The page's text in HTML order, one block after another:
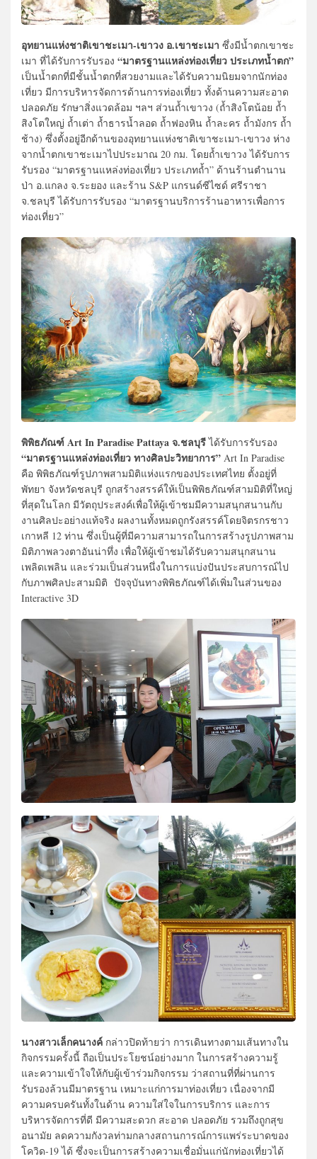
อุทยานแห่งชาติเขาชะเมา-เขาวง อ.เขาชะเมา ซึ่งมีน้ำตกเขาชะ
เมา ที่ได้รับการรับรอง “มาตรฐานแหล่งท่องเที่ยว ประเภทน้ำตก”
เป็นน้ำตกที่มีชั้นน้ำตกที่สวยงามและได้รับความนิยมจากนักท่อง
เที่ยว มีการบริหารจัดการด้านการท่องเที่ยว ทั้งด้านความสะอาด
ปลอดภัย รักษาสิ่งแวดล้อม ฯลฯ ส่วนถ้ำเขาวง (ถ้ำสิงโตน้อย ถ้ำ
สิงโตใหญ่ ถ้ำเต่า ถ้ำธารน้ำลอด ถ้ำฟองหิน ถ้ำละคร ถ้ำมังกร ถ้ำ
ช้าง) ซึ่งตั้งอยู่อีกด้านของอุทยานแห่งชาติเขาชะเมา-เขาวง ห่าง
จากน้ำตกเขาชะเมาไปประมาณ 20 กม. โดยถ้ำเขาวง ได้รับการ
รับรอง “มาตรฐานแหล่งท่องเที่ยว ประเภทถ้ำ” ด้านร้านตำนาน
ป่า อ.แกลง จ.ระยอง และร้าน S&P แกรนด์ซีไซด์ ศรีราชา
จ.ชลบุรี ได้รับการรับรอง “มาตรฐานบริการร้านอาหารเพื่อการ
ท่องเที่ยว”
พิพิธภัณฑ์ Art In Paradise Pattaya จ.ชลบุรีได้รับการรับรอง
“มาตรฐานแหล่งท่องเที่ยว ทางศิลปะวิทยาการ” Art In Paradise
คือ พิพิธภัณฑ์รูปภาพสามมิติแห่งแรกของประเทศไทย ตั้งอยู่ที่
พัทยา จังหวัดชลบุรี ถูกสร้างสรรค์ให้เป็นพิพิธภัณฑ์สามมิติที่ใหญ่
ที่สุดในโลก มีวัตถุประสงค์เพื่อให้ผู้เข้าชมมีความสนุกสนานกับ
งานศิลปะอย่างแท้จริง ผลงานทั้งหมดถูกรังสรรค์โดยจิตรกรชาว
เกาหลี 12 ท่าน ซึ่งเป็นผู้ที่มีความสามารถในการสร้างรูปภาพสาม
มิติภาพลวงตาอันน่าทึ่ง เพื่อให้ผู้เข้าชมได้รับความสนุกสนาน
เพลิดเพลิน และร่วมเป็นส่วนหนึ่งในการแบ่งปันประสบการณ์ไป
กับภาพศิลปะสามมิติ ปัจจุบันทางพิพิธภัณฑ์ได้เพิ่มในส่วนของ
Interactive 3D
นางสาวเล็กคนางค์ กล่าวปิดท้ายว่า การเดินทางตามเส้นทางใน
กิจกรรมครั้งนี้ ถือเป็นประโยชน์อย่างมาก ในการสร้างความรู้
และความเข้าใจให้กับผู้เข้าร่วมกิจกรรม ว่าสถานที่ที่ผ่านการ
รับรองล้วนมีมาตรฐาน เหมาะแก่การมาท่องเที่ยว เนื่องจากมี
ความครบครันทั้งในด้าน ความใส่ใจในการบริการ และการ
บริหารจัดการที่ดี มีความสะดวก สะอาด ปลอดภัย รวมถึงถูกสุข
อนามัย ลดความกังวลท่ามกลางสถานการณ์การแพร่ระบาดของ
โควิด-19 ได้ ซึ่งจะเป็นการสร้างความเชื่อมั่นแก่นักท่องเที่ยวได้